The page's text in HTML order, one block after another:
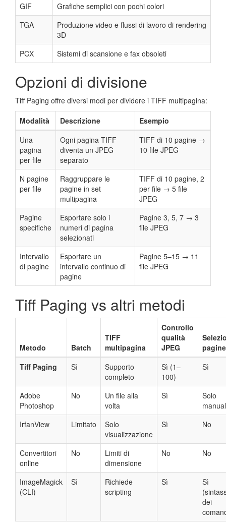
GIF
Grafiche semplici con pochi colori
TGA
Produzione video e flussi di lavoro di rendering
3D
PCX
Sistemi di scansione e fax obsoleti
Opzioni di divisione
Tiff Paging offre diversi modi per dividere i TIFF multipagina:
Modalità
Descrizione
Esempio
Una
pagina
per file
Ogni pagina TIFF
diventa un JPEG
separato
TIFF di 10 pagine →
10 file JPEG
N pagine
per file
Raggruppare le
pagine in set
multipagina
TIFF di 10 pagine, 2
per file → 5 file
JPEG
Pagine
specifiche
Esportare solo i
numeri di pagina
selezionati
Pagine 3, 5, 7 → 3
file JPEG
Intervallo
di pagine
Esportare un
intervallo continuo di
pagine
Pagine 5–15 → 11
file JPEG
Tiff Paging vs altri metodi
Metodo Batch
TIFF
multipagina
Controllo
qualità
JPEG
pagine
Tiff Paging
Sì
Supporto
completo
Sì (1–
100)
Sì
Adobe
Photoshop
No
Un file alla
volta
Sì
Solo
IrfanView
Limitato
Solo
visualizzazione
Sì No
Convertitori
online
No
Limiti di
dimensione
No No
ImageMagick
(CLI)
Sì
Richiede
scripting
Sì
Sì
dei